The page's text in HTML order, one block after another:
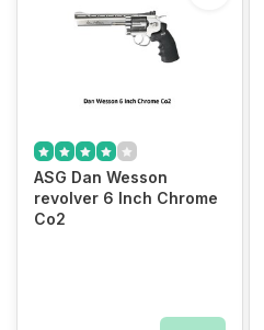
ASG Dan Wesson
revolver 6 Inch Chrome
Co2